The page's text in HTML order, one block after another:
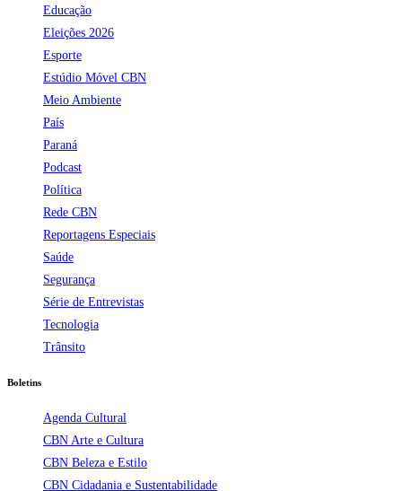
Educação
Eleições 2026
Esporte
Estúdio Móvel CBN
Meio Ambiente
País
Paraná
Podcast
Política
Rede CBN
Reportagens Especiais
Saúde
Segurança
Série de Entrevistas
Tecnologia
Trânsito
Boletins
Agenda Cultural
CBN Arte e Cultura
CBN Beleza e Estilo
CBN Cidadania e Sustentabilidade